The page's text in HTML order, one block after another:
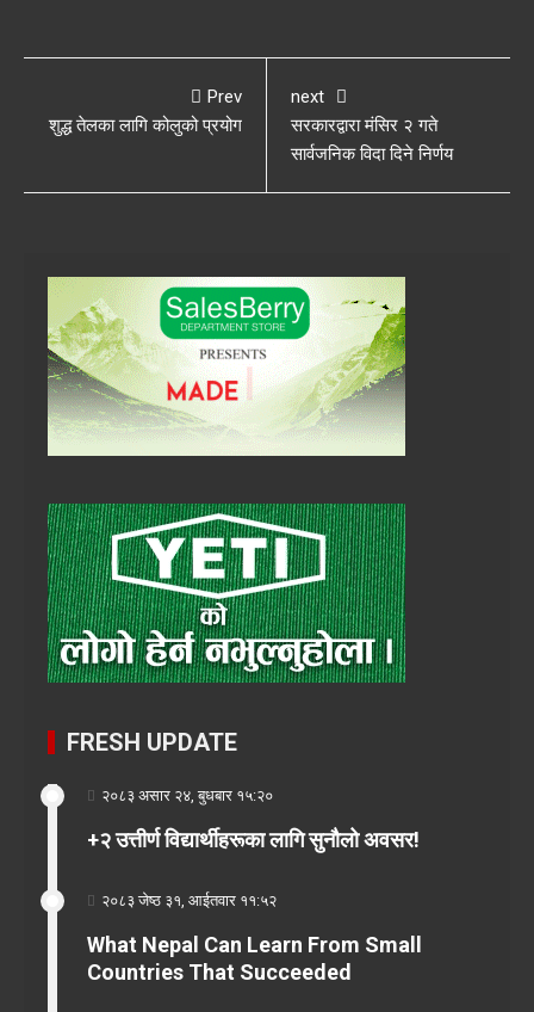
Prev
शुद्ध तेलका लागि कोलुको प्रयोग
next
सरकारद्वारा मंसिर २ गते
सार्वजनिक विदा दिने निर्णय
FRESH UPDATE
२०८३ असार २४, बुधबार १५:२०
+२ उत्तीर्ण विद्यार्थीहरूका लागि सुनौलो अवसर!
२०८३ जेष्ठ ३१, आईतवार ११:५२
What Nepal Can Learn From Small
Countries That Succeeded